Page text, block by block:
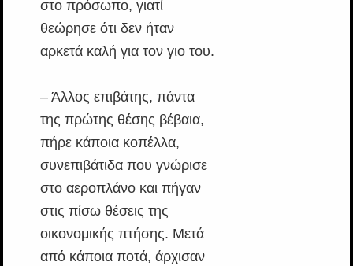
στο πρόσωπο, γιατί
θεώρησε ότι δεν ήταν
αρκετά καλή για τον γιο του.
– Άλλος επιβάτης, πάντα
της πρώτης θέσης βέβαια,
πήρε κάποια κοπέλλα,
συνεπιβάτιδα που γνώρισε
στο αεροπλάνο και πήγαν
στις πίσω θέσεις της
οικονομικής πτήσης. Μετά
από κάποια ποτά, άρχισαν